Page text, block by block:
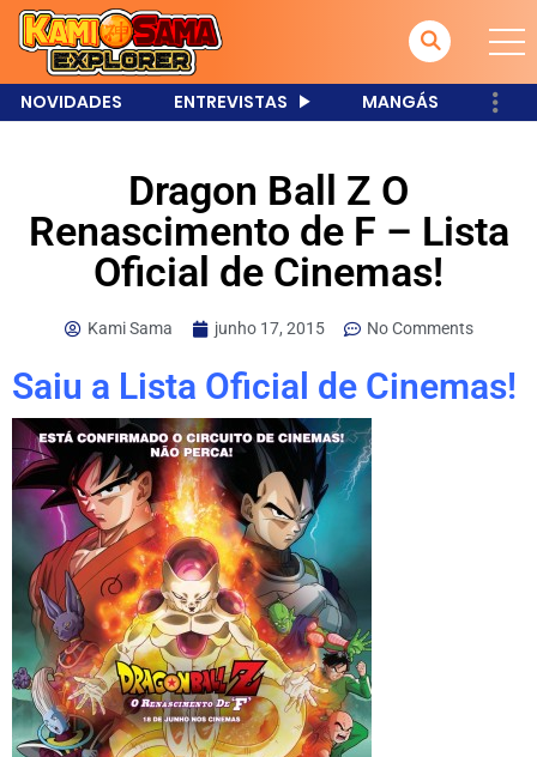
NOVIDADES ENTREVISTAS MANGÁS
Dragon Ball Z O
Renascimento de F – Lista
Oficial de Cinemas!
Kami Sama junho 17, 2015 No Comments
Saiu a Lista Oficial de Cinemas!